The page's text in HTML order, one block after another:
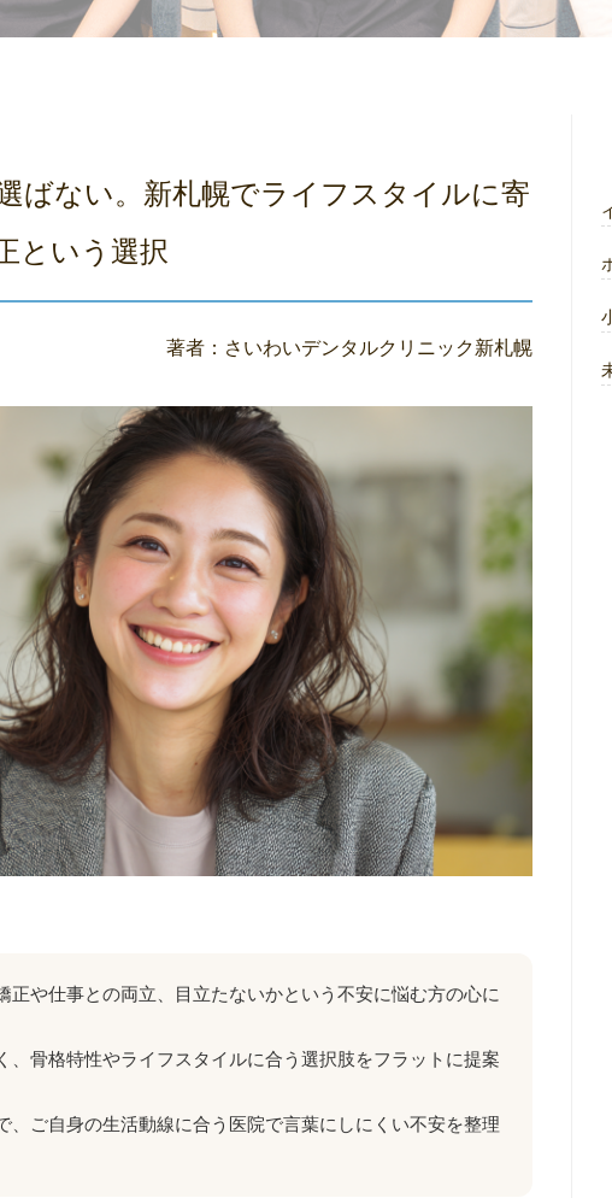
ばない。新札幌でライフスタイルに寄
という選択
著者：さいわいデンタルクリニック新札幌
正や仕事との両立、目立たないかという不安に悩む方の心に
、骨格特性やライフスタイルに合う選択肢をフラットに提案
、ご自身の生活動線に合う医院で言葉にしにくい不安を整理